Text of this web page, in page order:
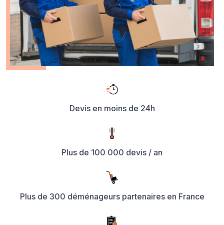
Devis en moins de 24h
Plus de 100 000 devis / an
Plus de 300 déménageurs partenaires en France